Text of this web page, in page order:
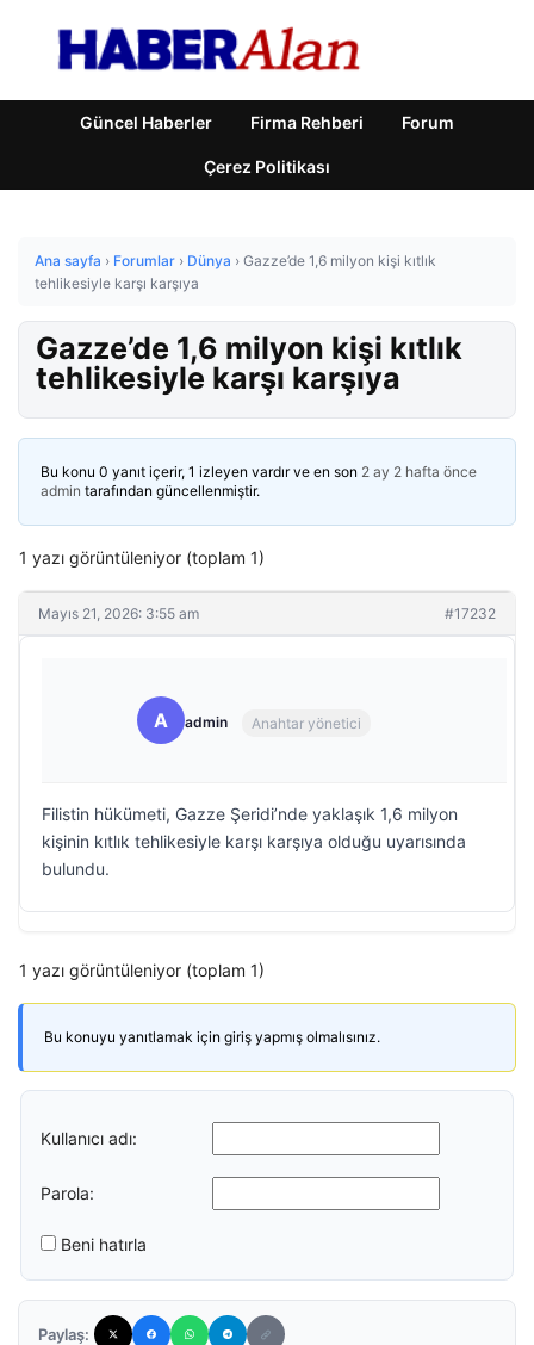
Güncel Haberler Firma Rehberi Forum
Çerez Politikası
Ana sayfa › Forumlar › Dünya › Gazze’de 1,6 milyon kişi kıtlık
tehlikesiyle karşı karşıya
Gazze’de 1,6 milyon kişi kıtlık
tehlikesiyle karşı karşıya
Bu konu 0 yanıt içerir, 1 izleyen vardır ve en son 2 ay 2 hafta önce
admin tarafından güncellenmiştir.
1 yazı görüntüleniyor (toplam 1)
Mayıs 21, 2026: 3:55 am #17232
A admin Anahtar yönetici
Filistin hükümeti, Gazze Şeridi’nde yaklaşık 1,6 milyon
kişinin kıtlık tehlikesiyle karşı karşıya olduğu uyarısında
bulundu.
1 yazı görüntüleniyor (toplam 1)
Bu konuyu yanıtlamak için giriş yapmış olmalısınız.
Kullanıcı adı:
Parola:
Beni hatırla
Paylaş: